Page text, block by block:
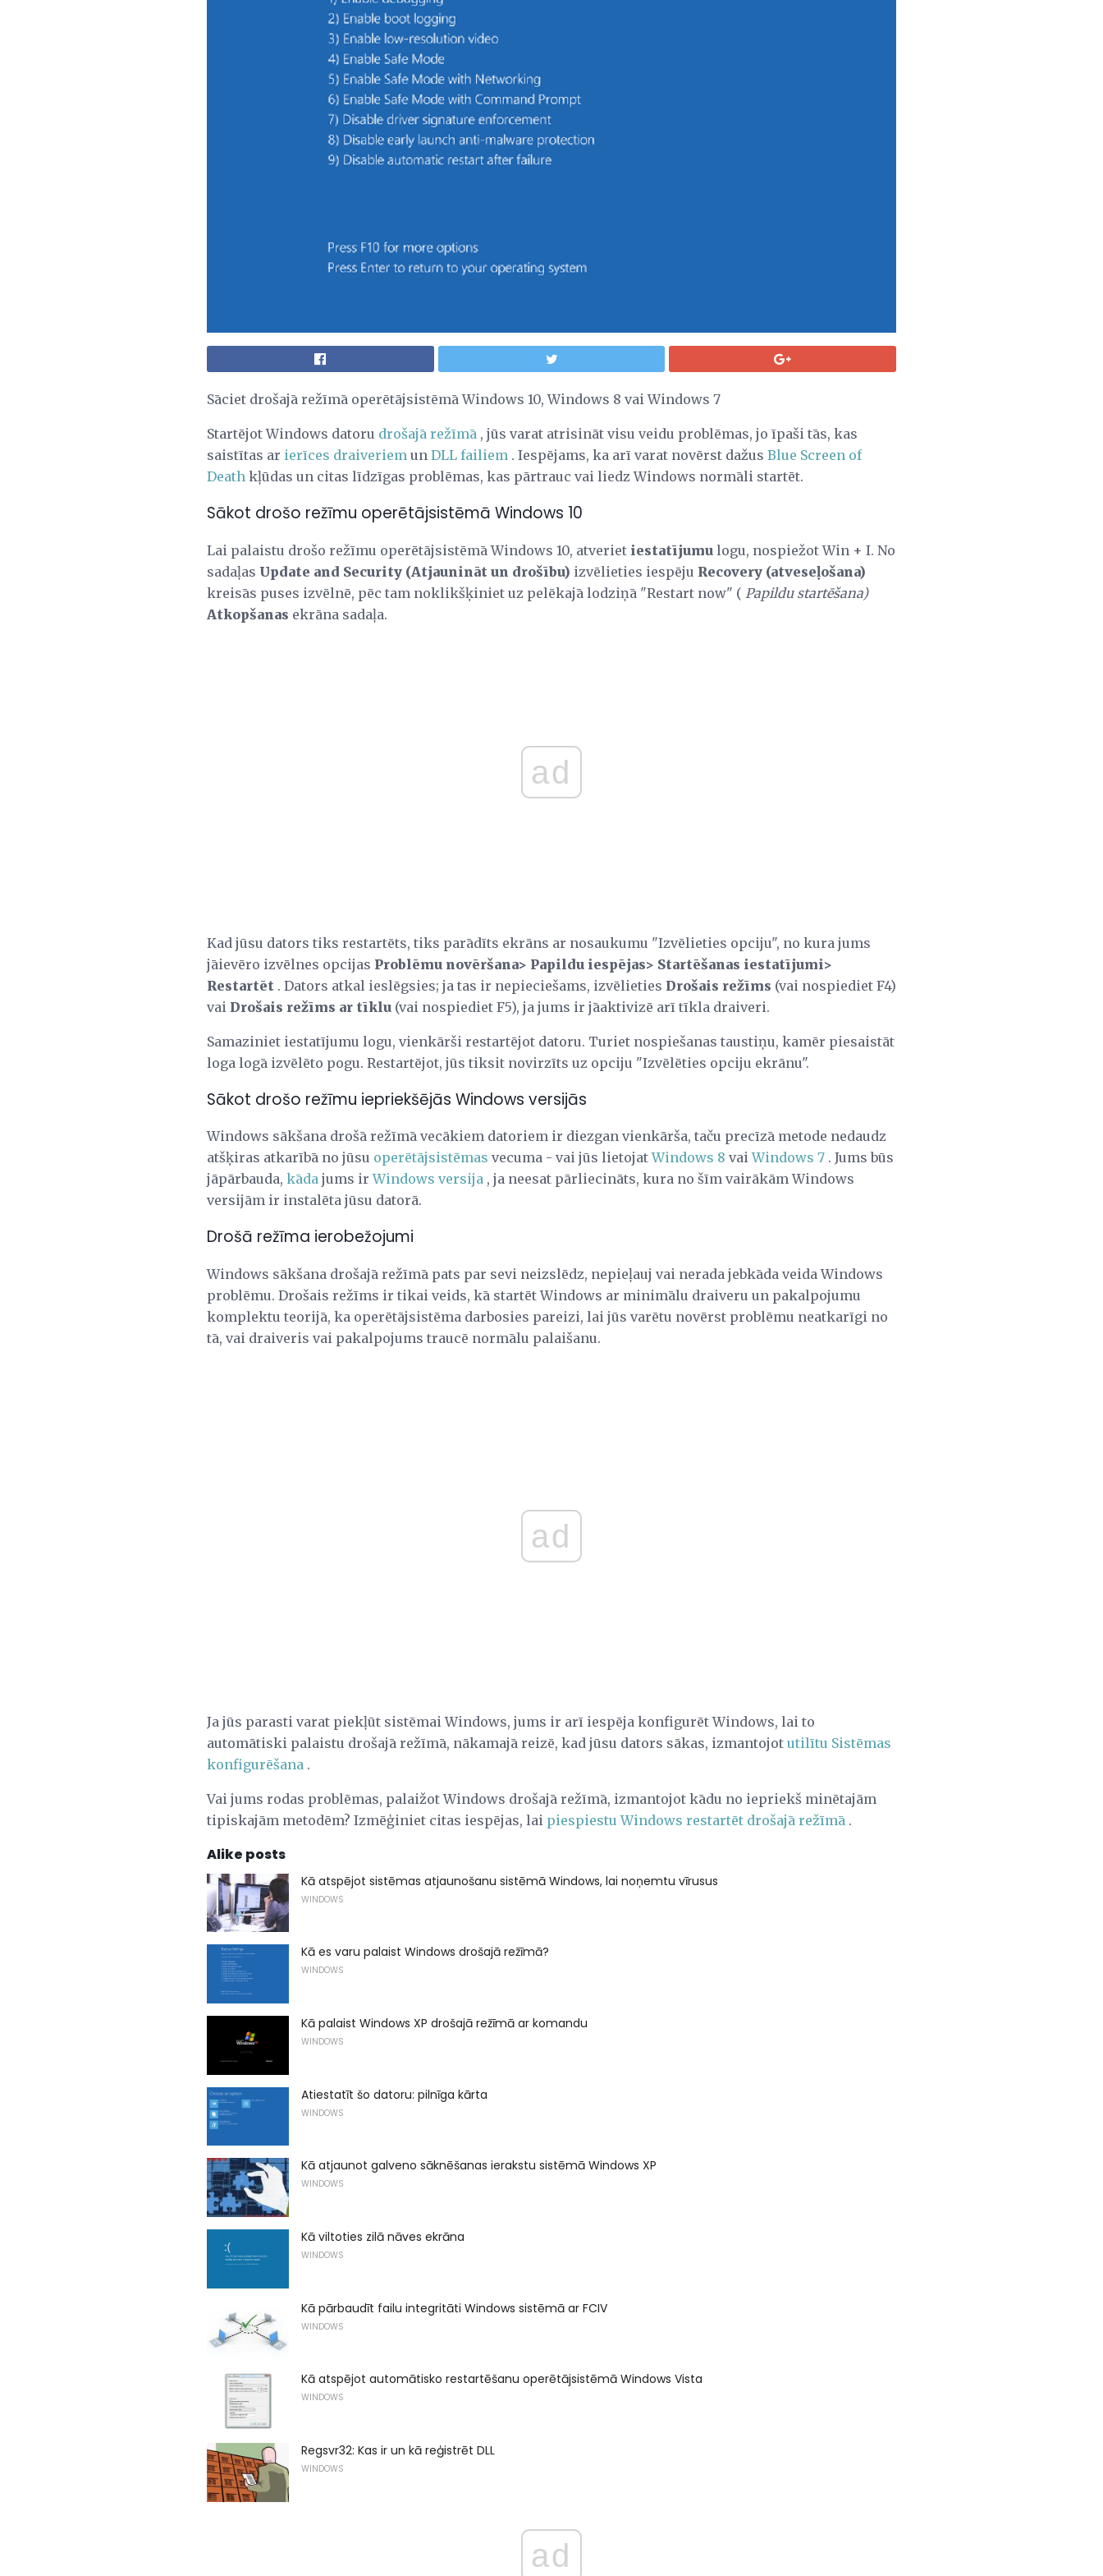
Sāciet drošajā režīmā operētājsistēmā Windows 10, Windows 8 vai Windows 7
Startējot Windows datoru drošajā režīmā , jūs varat atrisināt visu veidu problēmas, jo īpaši tās, kas
saistītas ar ierīces draiveriem un DLL failiem . Iespējams, ka arī varat novērst dažus Blue Screen of
Death kļūdas un citas līdzīgas problēmas, kas pārtrauc vai liedz Windows normāli startēt.
Sākot drošo režīmu operētājsistēmā Windows 10
Lai palaistu drošo režīmu operētājsistēmā Windows 10, atveriet iestatījumu logu, nospiežot Win + I. No
sadaļas Update and Security (Atjaunināt un drošību) izvēlieties iespēju Recovery (atveseļošana)
kreisās puses izvēlnē, pēc tam noklikšķiniet uz pelēkajā lodziņā "Restart now" ( Papildu startēšana)
Atkopšanas ekrāna sadaļa.
ad
Kad jūsu dators tiks restartēts, tiks parādīts ekrāns ar nosaukumu "Izvēlieties opciju", no kura jums
jāievēro izvēlnes opcijas Problēmu novēršana> Papildu iespējas> Startēšanas iestatījumi>
Restartēt . Dators atkal ieslēgsies; ja tas ir nepieciešams, izvēlieties Drošais režīms (vai nospiediet F4)
vai Drošais režīms ar tīklu (vai nospiediet F5), ja jums ir jāaktivizē arī tīkla draiveri.
Samaziniet iestatījumu logu, vienkārši restartējot datoru. Turiet nospiešanas taustiņu, kamēr piesaistāt
loga logā izvēlēto pogu. Restartējot, jūs tiksit novirzīts uz opciju "Izvēlēties opciju ekrānu".
Sākot drošo režīmu iepriekšējās Windows versijās
Windows sākšana drošā režīmā vecākiem datoriem ir diezgan vienkārša, taču precīzā metode nedaudz
atšķiras atkarībā no jūsu operētājsistēmas vecuma - vai jūs lietojatWindows 8 vaiWindows 7 . Jums būs
jāpārbauda, kāda jums irWindows versija , ja neesat pārliecināts, kura no šīm vairākām Windows
versijām ir instalēta jūsu datorā.
Drošā režīma ierobežojumi
Windows sākšana drošajā režīmā pats par sevi neizslēdz, nepieļauj vai nerada jebkāda veida Windows
problēmu. Drošais režīms ir tikai veids, kā startēt Windows ar minimālu draiveru un pakalpojumu
komplektu teorijā, ka operētājsistēma darbosies pareizi, lai jūs varētu novērst problēmu neatkarīgi no
tā, vai draiveris vai pakalpojums traucē normālu palaišanu.
ad
Ja jūs parasti varat piekļūt sistēmai Windows, jums ir arī iespēja konfigurēt Windows, lai to
automātiski palaistu drošajā režīmā, nākamajā reizē, kad jūsu dators sākas, izmantojot utilītu Sistēmas
konfigurēšana .
Vai jums rodas problēmas, palaižot Windows drošajā režīmā, izmantojot kādu no iepriekš minētajām
tipiskajām metodēm? Izmēģiniet citas iespējas, lai piespiestu Windows restartēt drošajā režīmā .
Alike posts
Kā atspējot sistēmas atjaunošanu sistēmā Windows, lai noņemtu vīrusus
WINDOWS
Kā es varu palaist Windows drošajā režīmā?
WINDOWS
Kā palaist Windows XP drošajā režīmā ar komandu
WINDOWS
Atiestatīt šo datoru: pilnīga kārta
WINDOWS
Kā atjaunot galveno sāknēšanas ierakstu sistēmā Windows XP
WINDOWS
Kā viltoties zilā nāves ekrāna
WINDOWS
Kā pārbaudīt failu integritāti Windows sistēmā ar FCIV
WINDOWS
Kā atspējot automātisko restartēšanu operētājsistēmā Windows Vista
WINDOWS
Regsvr32: Kas ir un kā reģistrēt DLL
WINDOWS
ad